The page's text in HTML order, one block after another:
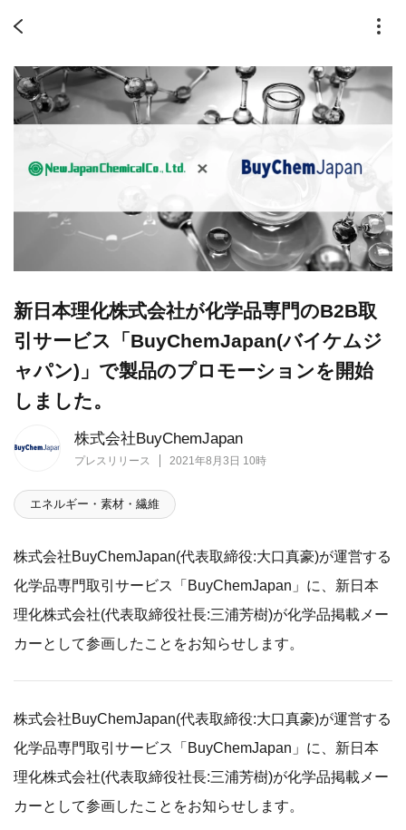
株式会社BuyChemJapan
プレスリリース 2021年8月3日 10時
新日本理化株式会社が化学品専門のB2B取
引サービス「BuyChemJapan(バイケムジ
ャパン)」で製品のプロモーションを開始
しました。
エネルギー・素材・繊維
株式会社BuyChemJapan(代表取締役:大口真豪)が運営する
化学品専門取引サービス「BuyChemJapan」に、新日本
理化株式会社(代表取締役社長:三浦芳樹)が化学品掲載メー
カーとして参画したことをお知らせします。
株式会社BuyChemJapan(代表取締役:大口真豪)が運営する
化学品専門取引サービス「BuyChemJapan」に、新日本
理化株式会社(代表取締役社長:三浦芳樹)が化学品掲載メー
カーとして参画したことをお知らせします。